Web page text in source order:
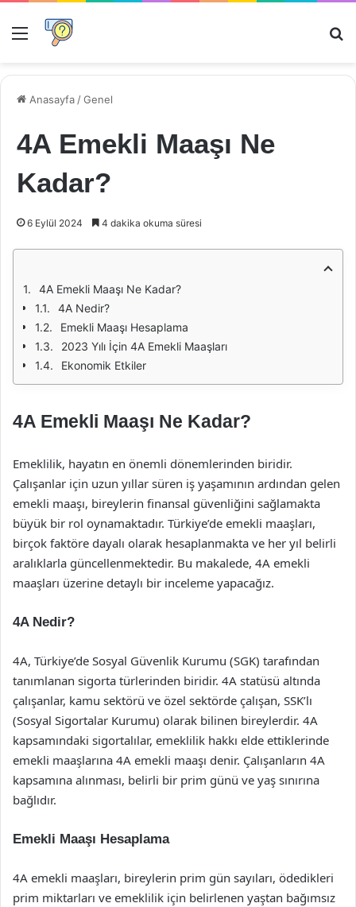
Menü
Anasayfa /Genel
4A Emekli Maaşı Ne
Kadar?
6 Eylül 2024 4 dakika okuma süresi
4A Emekli Maaşı Ne Kadar?
4A Nedir?
Emekli Maaşı Hesaplama
2023 Yılı İçin 4A Emekli Maaşları
Ekonomik Etkiler
4A Emekli Maaşı Ne Kadar?
Emeklilik, hayatın en önemli dönemlerinden biridir.
Çalışanlar için uzun yıllar süren iş yaşamının ardından gelen
emekli maaşı, bireylerin finansal güvenliğini sağlamakta
büyük bir rol oynamaktadır. Türkiye’de emekli maaşları,
birçok faktöre dayalı olarak hesaplanmakta ve her yıl belirli
aralıklarla güncellenmektedir. Bu makalede, 4A emekli
maaşları üzerine detaylı bir inceleme yapacağız.
4A Nedir?
4A, Türkiye’de Sosyal Güvenlik Kurumu (SGK) tarafından
tanımlanan sigorta türlerinden biridir. 4A statüsü altında
çalışanlar, kamu sektörü ve özel sektörde çalışan, SSK’lı
(Sosyal Sigortalar Kurumu) olarak bilinen bireylerdir. 4A
kapsamındaki sigortalılar, emeklilik hakkı elde ettiklerinde
emekli maaşlarına 4A emekli maaşı denir. Çalışanların 4A
kapsamına alınması, belirli bir prim günü ve yaş sınırına
bağlıdır.
Emekli Maaşı Hesaplama
4A emekli maaşları, bireylerin prim gün sayıları, ödedikleri
prim miktarları ve emeklilik için belirlenen yaştan bağımsız